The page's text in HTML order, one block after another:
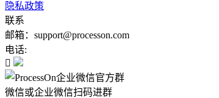
隐私政策
联系
邮箱：support@processon.com
电话:

微信或企业微信扫码进群